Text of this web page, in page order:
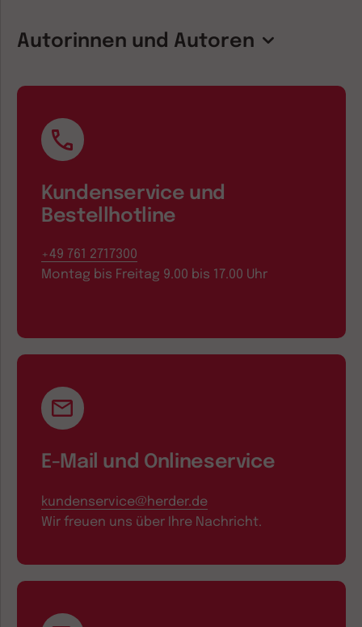
Autorinnen und Autoren
Kundenservice und
Bestellhotline
+49 761 2717300
Montag bis Freitag 9.00 bis 17.00 Uhr
E-Mail und Onlineservice
kundenservice@herder.de
Wir freuen uns über Ihre Nachricht.